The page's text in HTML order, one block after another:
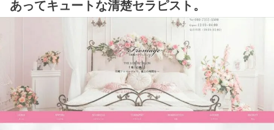
あってキュートな清楚セラピスト。